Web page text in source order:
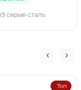
серые-сталь
Топ